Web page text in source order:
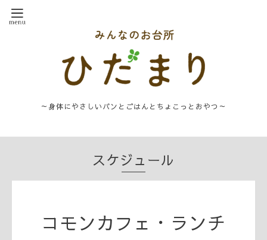
～身体にやさしいパンとごはんとちょこっとおやつ～
スケジュール
コモンカフェ・ランチ